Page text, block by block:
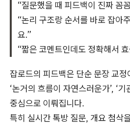
“질문했을 때 피드백이 진짜 꼼
“논리 구조랑 순서를 바로 잡아
요.”
“짧은 코멘트인데도 정확해서
잡로드의 피드백은 단순 문장 교정
‘논거의 흐름이 자연스러운가’, ‘
중심으로 이뤄집니다.
특히 실시간 톡방 질문, 개요 첨삭